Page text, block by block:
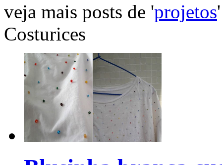
veja mais posts de 'projetos'
Costurices